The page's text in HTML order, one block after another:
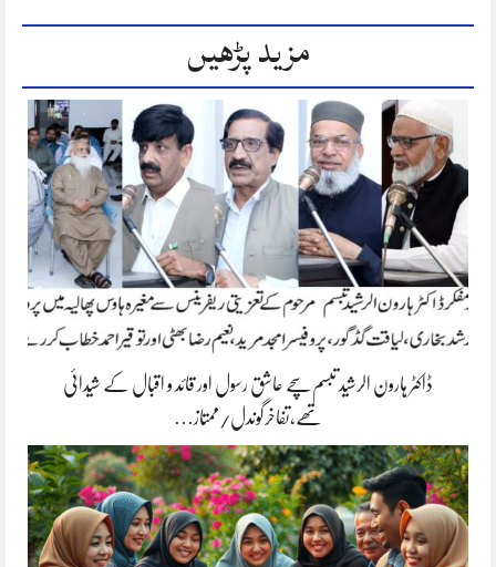
مزید پڑھیں
ڈاکٹر ہارون الرشید تبسم سچے عاشق رسول اور قائد و اقبال کے شیدائی
تھے،تفاخرگوندل/ممتاز…